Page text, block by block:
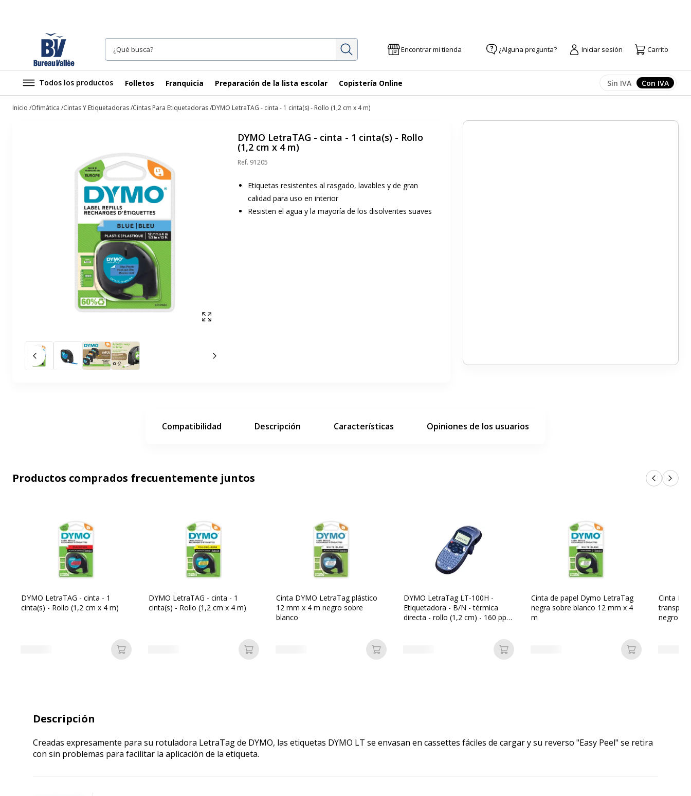
InvestigaciónEncontrar mi tienda ¿Alguna pregunta? Iniciar sesión Carrito
Todos los productos Folletos Franquicia Preparación de la lista escolar Copistería Online Afficher les prix
Sin IVA Afficher
Con IVA
Inicio Ofimática Cintas Y Etiquetadoras Cintas Para Etiquetadoras DYMO LetraTAG - cinta - 1 cinta(s) - Rollo (1,2 cm x 4 m)
Mostrar pantalla completa
Diapositiva anterior La siguiente diapositiva
DYMO LetraTAG - cinta - 1 cinta(s) - Rollo
(1,2 cm x 4 m)
Ref. 91205
Etiquetas resistentes al rasgado, lavables y de gran
calidad para uso en interior
Resisten el agua y la mayoría de los disolventes suaves
Compatibilidad Descripción Características Opiniones de los usuarios
Productos comprados frecuentemente juntos Productos
DYMO LetraTAG - cinta - 1
cinta(s) - Rollo (1,2 cm x 4 m)
Añadir a la cesta
DYMO LetraTAG - cinta - 1
cinta(s) - Rollo (1,2 cm x 4 m)
Añadir a la cesta
Cinta DYMO LetraTag plástico
12 mm x 4 m negro sobre
blanco
Añadir a la cesta
DYMO LetraTag LT-100H -
Etiquetadora - B/N - térmica
directa - rollo (1,2 cm) - 160 ppp
cortador - impresión de 1 línea,
impresión de 2 líneas, reloj en
Añadir a la cesta
Cinta de papel Dymo LetraTag
negra sobre blanco 12 mm x 4
m
Añadir a la
Cinta
negro
Descripción
Creadas expresamente para su rotuladora LetraTag de DYMO, las etiquetas DYMO LT se envasan en cassettes fáciles de cargar y su reverso "Easy Peel" se retira
con sin problemas para facilitar la aplicación de la etiqueta.